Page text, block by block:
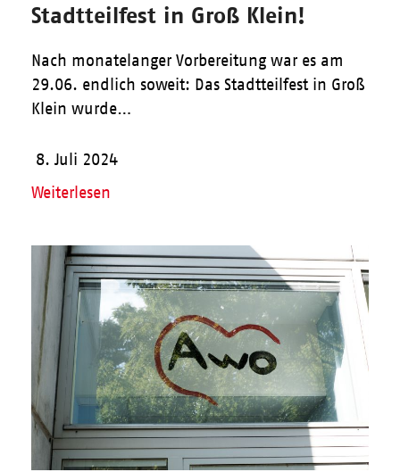
Stadtteilfest in Groß Klein!
Nach monatelanger Vorbereitung war es am
29.06. endlich soweit: Das Stadtteilfest in Groß
Klein wurde…
8. Juli 2024
Weiterlesen